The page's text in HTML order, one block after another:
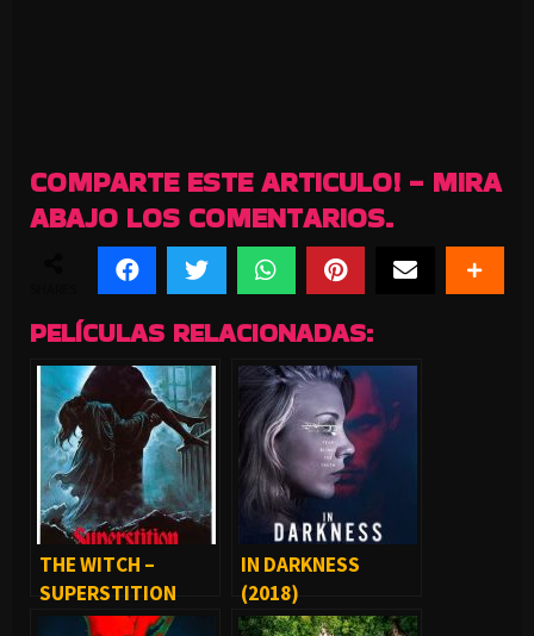
COMPARTE ESTE ARTICULO! - MIRA
ABAJO LOS COMENTARIOS.
PELÍCULAS RELACIONADAS:
THE WITCH –
SUPERSTITION
(1982)
IN DARKNESS
(2018)